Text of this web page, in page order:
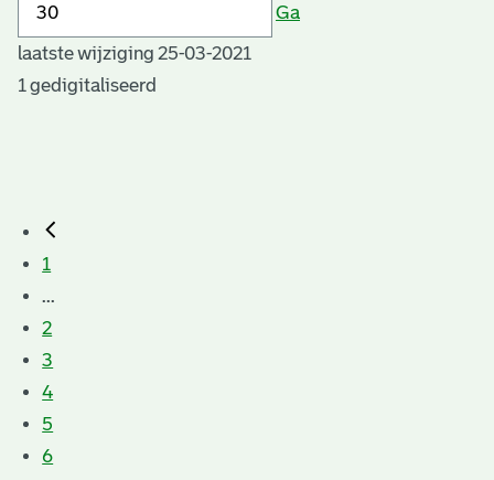
Ga
laatste wijziging 25-03-2021
1 gedigitaliseerd
1
...
2
3
4
5
6